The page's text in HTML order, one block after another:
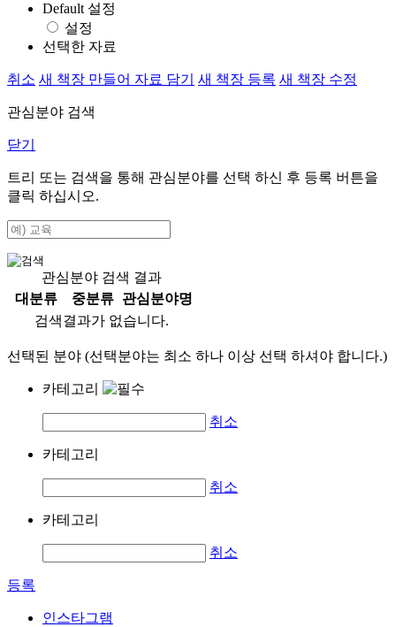
Default 설정
설정
선택한 자료
취소 새 책장 만들어 자료 담기 새 책장 등록 새 책장 수정
관심분야 검색
닫기
트리 또는 검색을 통해 관심분야를 선택 하신 후 등록 버튼을
클릭 하십시오.
관심분야 검색 결과
대분류
중분류
관심분야명
검색결과가 없습니다.
선택된 분야 (선택분야는 최소 하나 이상 선택 하셔야 합니다.)
카테고리
취소
카테고리
취소
카테고리
취소
등록
인스타그램